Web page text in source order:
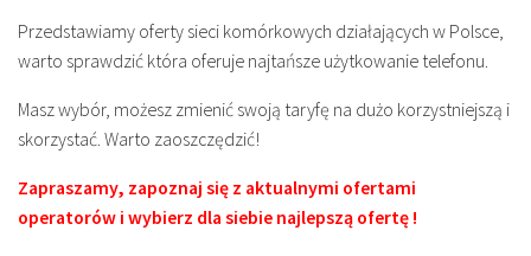
Przedstawiamy oferty sieci komórkowych działających w Polsce,
warto sprawdzić która oferuje najtańsze użytkowanie telefonu.
Masz wybór, możesz zmienić swoją taryfę na dużo korzystniejszą i
skorzystać. Warto zaoszczędzić!
Zapraszamy, zapoznaj się z aktualnymi ofertami
operatorów i wybierz dla siebie najlepszą ofertę !